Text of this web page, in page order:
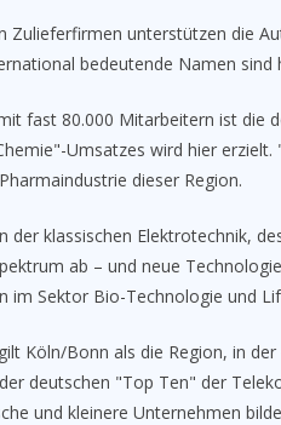
Zulieferfirmen unterstützen die
bedeutende Namen sind
fast 80.000 Mitarbeitern ist die
Umsatzes wird hier
dieser Region.
der klassischen Elektrotechnik,
ab – und neue
im Sektor Bio-Technologie und
Köln/Bonn als die Region, in
deutschen "Top Ten" der
und kleinere Unternehmen